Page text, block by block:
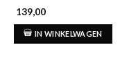
139,00
IN WINKELWAGEN